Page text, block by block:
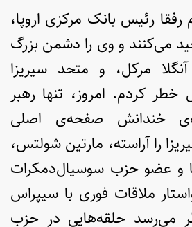
رئیس بانک مرکزی اروپا،
می‌کنند و وی را دشمن بزرگ
مرکل، و متحد سیریزا
کردم. امروز، تنها رهبر
خندانش صفحه‌ی اصلی
را آراسته، مارتین شولتس،
و عضو حزب سوسیال‌دمکرات
ملاقات فوری با سیپراس
می‌رسد حلقه‌هایی در حزب